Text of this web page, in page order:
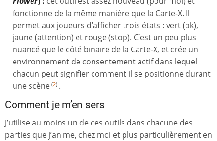
fonctionne de la même manière que la Carte-X. Il
permet aux joueurs d’afficher trois états : vert (ok),
jaune (attention) et rouge (stop). C’est un peu plus
nuancé que le côté binaire de la Carte-X, et crée un
environnement de consentement actif dans lequel
chacun peut signifier comment il se positionne durant
une scène (2) .
Comment je m’en sers
J’utilise au moins un de ces outils dans chacune des
parties que j’anime, chez moi et plus particulièrement en